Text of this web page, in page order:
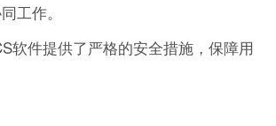
工作。
软件提供了严格的安全措施，保障用